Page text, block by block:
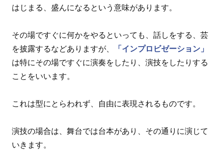
はじまる、盛んになるという意味があります。
その場ですぐに何かをやるといっても、話しをする、芸
を披露するなどありますが、
「インプロビゼーション」
は特にその場ですぐに演奏をしたり、演技をしたりする
ことをいいます。
これは型にとらわれず、自由に表現されるものです。
演技の場合は、舞台では台本があり、その通りに演じて
いきます。